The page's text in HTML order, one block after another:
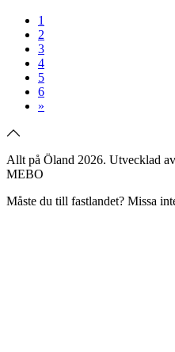
1
2
3
4
5
6
»
Allt på Öland 2026. Utvecklad av
MEBO
Måste du till fastlandet? Missa